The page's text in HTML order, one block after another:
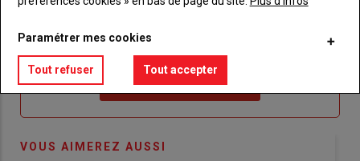
BodyChoisissez votre formule et créez votre
Lien Créez un compte
VOUS AIMEREZ AUSSI
Paramétrer mes cookies
Tout refuser Tout accepter